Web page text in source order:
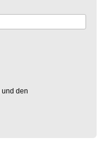
und den